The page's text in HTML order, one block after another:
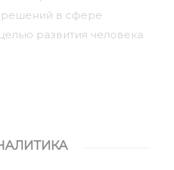
решений в сфере
развития человека